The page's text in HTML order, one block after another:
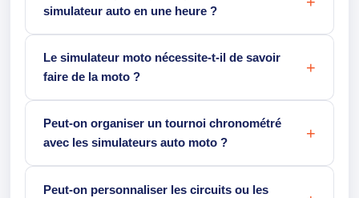
simulateur auto en une heure ?
Le simulateur moto nécessite-t-il de savoir
faire de la moto ?
Peut-on organiser un tournoi chronométré
avec les simulateurs auto moto ?
Peut-on personnaliser les circuits ou les